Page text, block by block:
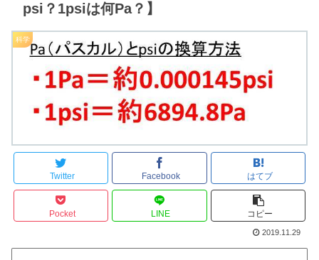
psi？1psiは何Pa？】
科学
Twitter Facebook はてブ
Pocket LINE コピー
2019.11.29